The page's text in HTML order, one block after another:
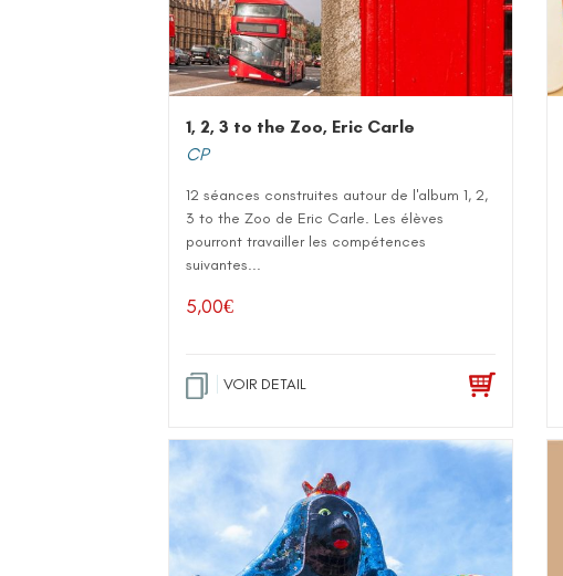
1, 2, 3 to the Zoo, Eric Carle
CP
12 séances construites autour de l'album 1, 2,
3 to the Zoo de Eric Carle. Les élèves
pourront travailler les compétences
suivantes...
5,00€
VOIR DETAIL